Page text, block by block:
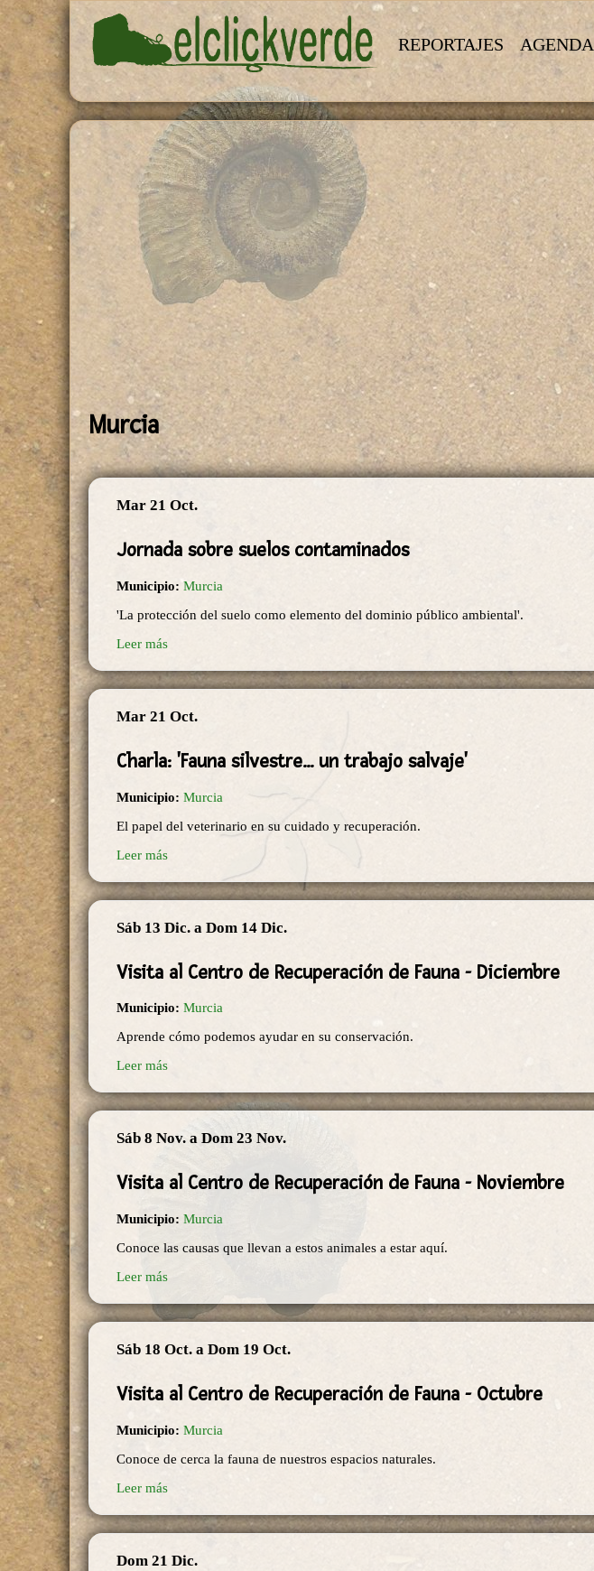
Pasar al contenido principal
REPORTAJES AGENDA
Murcia
Mar 21 Oct.
Jornada sobre suelos contaminados
Municipio: Murcia
'La protección del suelo como elemento del dominio público ambiental'.
Leer más
Mar 21 Oct.
Charla: 'Fauna silvestre... un trabajo salvaje'
Municipio: Murcia
El papel del veterinario en su cuidado y recuperación.
Leer más
Sáb 13 Dic. a Dom 14 Dic.
Visita al Centro de Recuperación de Fauna - Diciembre
Municipio: Murcia
Aprende cómo podemos ayudar en su conservación.
Leer más
Sáb 8 Nov. a Dom 23 Nov.
Visita al Centro de Recuperación de Fauna - Noviembre
Municipio: Murcia
Conoce las causas que llevan a estos animales a estar aquí.
Leer más
Sáb 18 Oct. a Dom 19 Oct.
Visita al Centro de Recuperación de Fauna - Octubre
Municipio: Murcia
Conoce de cerca la fauna de nuestros espacios naturales.
Leer más
Dom 21 Dic.